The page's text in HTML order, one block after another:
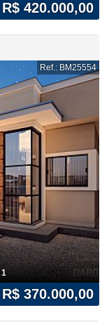
R$ 420.000,00
Ref.: BM25554
1
R$ 370.000,00